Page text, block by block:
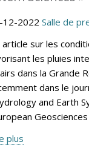
12-2022 Salle de
article sur les
les pluies
dans la Grande
dans le
and Earth
plus